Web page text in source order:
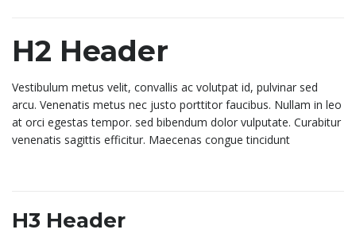
H2 Header
Vestibulum metus velit, convallis ac volutpat id, pulvinar sed
arcu. Venenatis metus nec justo porttitor faucibus. Nullam in leo
at orci egestas tempor. sed bibendum dolor vulputate. Curabitur
venenatis sagittis efficitur. Maecenas congue tincidunt
H3 Header